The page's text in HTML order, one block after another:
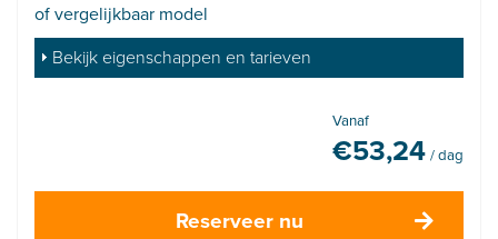
of vergelijkbaar model
Bekijk eigenschappen en tarieven
Vanaf
€53,24 / dag
Reserveer nu